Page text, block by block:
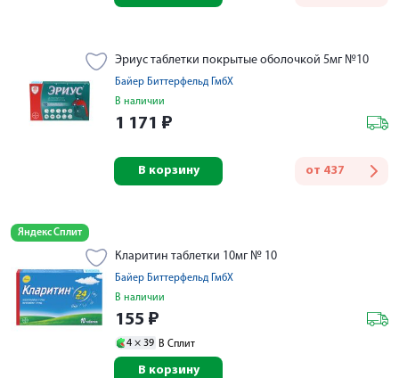
Эриус таблетки покрытые оболочкой 5мг №10
Байер Биттерфельд ГмбХ
В наличии
1 171 ₽
от 437
В корзину
Яндекс Сплит
Кларитин таблетки 10мг № 10
Байер Биттерфельд ГмбХ
В наличии
155 ₽
4 × 39 В Сплит
В корзину